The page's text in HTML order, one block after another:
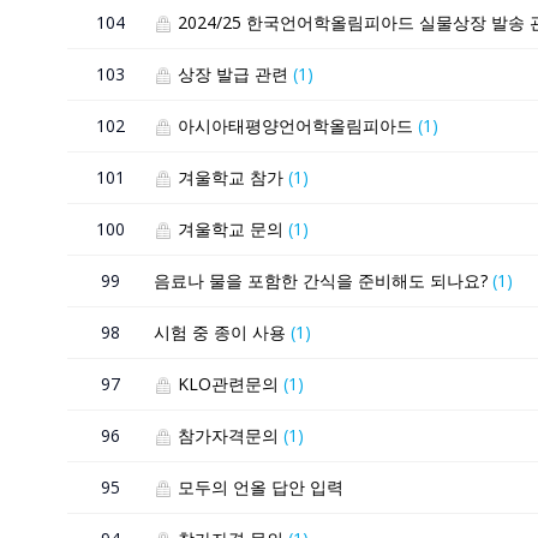
104 2024/25 한국언어학올림피아드 실물상장 발송
103 상장 발급 관련 (1)
102 아시아태평양언어학올림피아드 (1)
101 겨울학교 참가 (1)
100 겨울학교 문의 (1)
99 음료나 물을 포함한 간식을 준비해도 되나요? (1)
98 시험 중 종이 사용 (1)
97 KLO관련문의 (1)
96 참가자격문의 (1)
95 모두의 언올 답안 입력